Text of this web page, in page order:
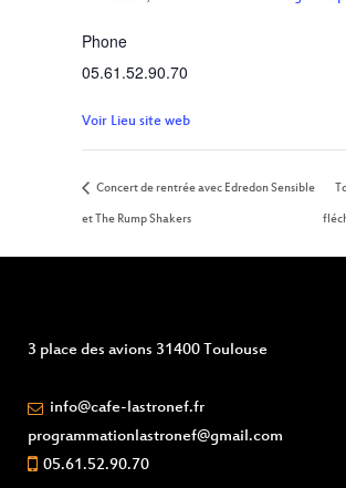
Phone
05.61.52.90.70
Voir Lieu site web
Concert de rentrée avec Edredon Sensible
et The Rump Shakers
3 place des avions 31400 Toulouse
info@cafe-lastronef.fr
programmationlastronef@gmail.com
05.61.52.90.70